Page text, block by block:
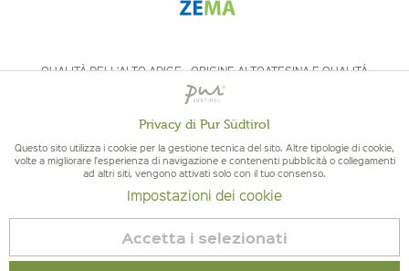
QUALITÀ DELL'ALTO ADIGE - ORIGINE ALTOATESINA E QUALITÁ
CONTROLLATA
Revoca contratto
Tracciamento
Non
Privacy di Pur Südtirol
Questo sito utilizza i cookie per la gestione tecnica del sito. Altre tipologie di cookie,
volte a migliorare l'esperienza di navigazione e contenenti pubblicità o collegamenti
ad altri siti, vengono attivati solo con il tuo consenso.
Impostazioni dei cookie
Accetta i selezionati